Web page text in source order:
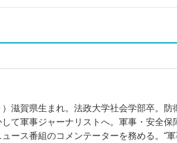
滋賀県生まれ。法政大学社会学部卒。
て軍事ジャーナリストへ。軍事・安全
ース番組のコメンテーターを務める。“